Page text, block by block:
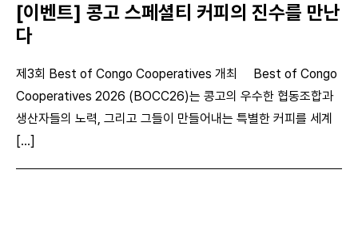
[이벤트] 콩고 스페셜티 커피의 진수를 만난
다
제3회 Best of Congo Cooperatives 개최 Best of Congo
Cooperatives 2026 (BOCC26)는 콩고의 우수한 협동조합과
생산자들의 노력, 그리고 그들이 만들어내는 특별한 커피를 세계
[...]